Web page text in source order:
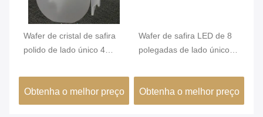
Wafer de cristal de safira
polido de lado único 4
LED
Obtenha o melhor preço
Wafer de safira LED de 8
polegadas de lado único
Obtenha o melhor preço